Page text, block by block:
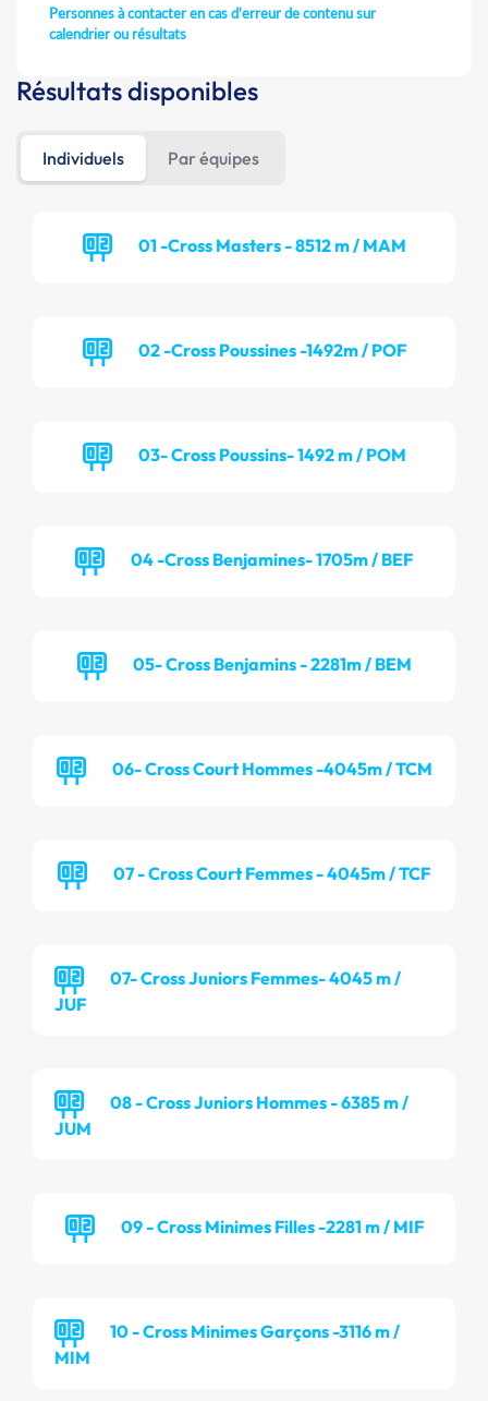
Personnes à contacter en cas d'erreur de contenu sur
calendrier ou résultats
Résultats disponibles
Individuels Par équipes
01 -Cross Masters - 8512 m / MAM
02 -Cross Poussines -1492m / POF
03- Cross Poussins- 1492 m / POM
04 -Cross Benjamines- 1705m / BEF
05- Cross Benjamins - 2281m / BEM
06- Cross Court Hommes -4045m / TCM
07 - Cross Court Femmes - 4045m / TCF
07- Cross Juniors Femmes- 4045 m /
JUF
08 - Cross Juniors Hommes - 6385 m /
JUM
09 - Cross Minimes Filles -2281 m / MIF
10 - Cross Minimes Garçons -3116 m /
MIM